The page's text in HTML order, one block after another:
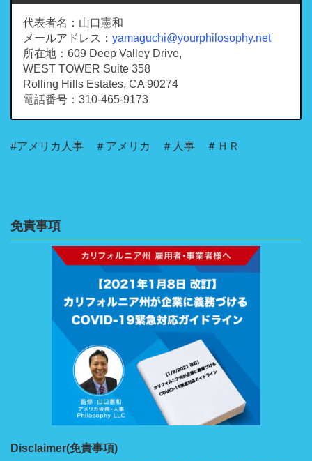
代表者名：山口憲和
メールアドレス： yamaguchi@yourphilosophy.net
所在地：609 Deep Valley Drive,
WEST TOWER Suite 358
Rolling Hills Estates, CA 90274
電話番号：310-465-9173
#アメリカ人事 ＃アメリカ ＃人事 ＃ＨＲ
免責事項
Disclaimer(免責事項)